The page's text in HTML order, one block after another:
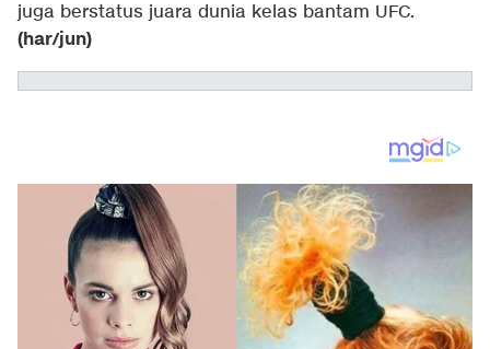
juga berstatus juara dunia kelas bantam UFC.
(har/jun)